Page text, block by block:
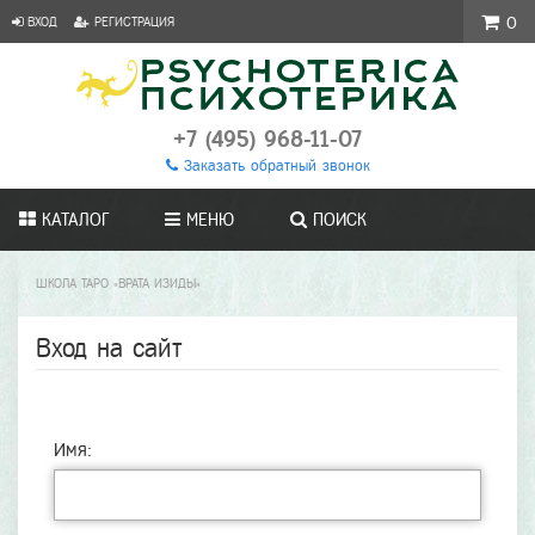
ВХОД РЕГИСТРАЦИЯ
+7 (495) 968-11-07
Заказать обратный звонок
КАТАЛОГ МЕНЮ ПОИСК
ШКОЛА ТАРО «ВРАТА ИЗИДЫ»
Вход на сайт
Имя:
0